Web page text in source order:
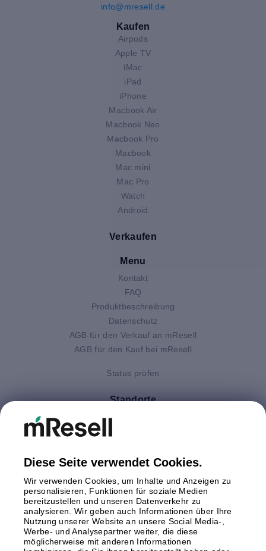
info@mresell.de
Kaufen
Airpods
Apple TV
iMac
iPad
iPhone
Macbook Air
Macbook Neo
Macbook Pro
Macbook
Mac mini
Mac Pro
Watch
Android
Verkaufen
Menu
Kontakt
FAQ
Produktbeschreibung
Datenschutz
AGB für den Verkauf an mResell
AGB für den Kauf bei mResell
Status prüfen
Standorte
Deutschland
Italien
Polen
Schweden
Spanien
Österreich
Diese Seite verwendet Cookies.
Wir verwenden Cookies, um Inhalte und Anzeigen zu
personalisieren, Funktionen für soziale Medien
bereitzustellen und unseren Datenverkehr zu
analysieren. Wir geben auch Informationen über Ihre
Nutzung unserer Website an unsere Social Media-,
Werbe- und Analysepartner weiter, die diese
möglicherweise mit anderen Informationen